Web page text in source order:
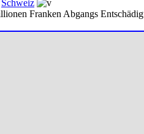
Schweiz
Franken Abgangs